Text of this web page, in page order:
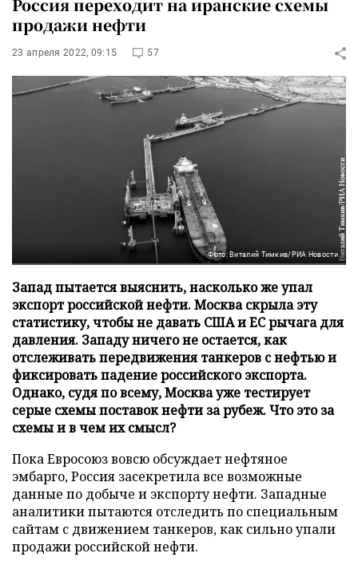
Россия переходит на иранские схемы
продажи нефти
23 апреля 2022, 09:15 57
Фото: Виталий Тимкив/РИА Новости
Запад пытается выяснить, насколько же упал
экспорт российской нефти. Москва скрыла эту
статистику, чтобы не давать США и ЕС рычага для
давления. Западу ничего не остается, как
отслеживать передвижения танкеров с нефтью и
фиксировать падение российского экспорта.
Однако, судя по всему, Москва уже тестирует
серые схемы поставок нефти за рубеж. Что это за
схемы и в чем их смысл?
Пока Евросоюз вовсю обсуждает нефтяное
эмбарго, Россия засекретила все возможные
данные по добыче и экспорту нефти. Западные
аналитики пытаются отследить по специальным
сайтам с движением танкеров, как сильно упали
продажи российской нефти.